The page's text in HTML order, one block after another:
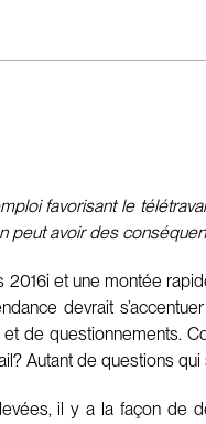
favorisant le
peut avoir des
et une montée
devrait
et de questionnements.
Autant de questions
il y a la façon de